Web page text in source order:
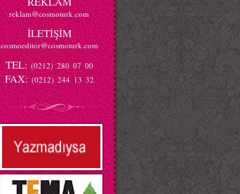
reklam@cosmoturk.com
İLETİŞİM
cosmoeditor@cosmoturk.com
TEL: (0212) 280 07 00
FAX: (0212) 244 13 32